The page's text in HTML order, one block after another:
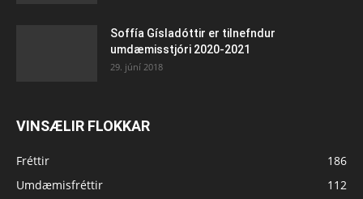
Soffía Gísladóttir er tilnefndur
umdæmisstjóri 2020-2021
29. júní 2018
VINSÆLIR FLOKKAR
Fréttir
186
Umdæmisfréttir
112